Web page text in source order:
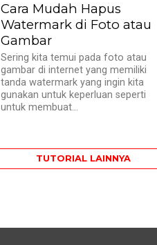
Cara Mudah Hapus
Watermark di Foto atau
Gambar
Sering kita temui pada foto atau
gambar di internet yang memiliki
tanda watermark yang ingin kita
gunakan untuk keperluan seperti
untuk membuat...
TUTORIAL LAINNYA